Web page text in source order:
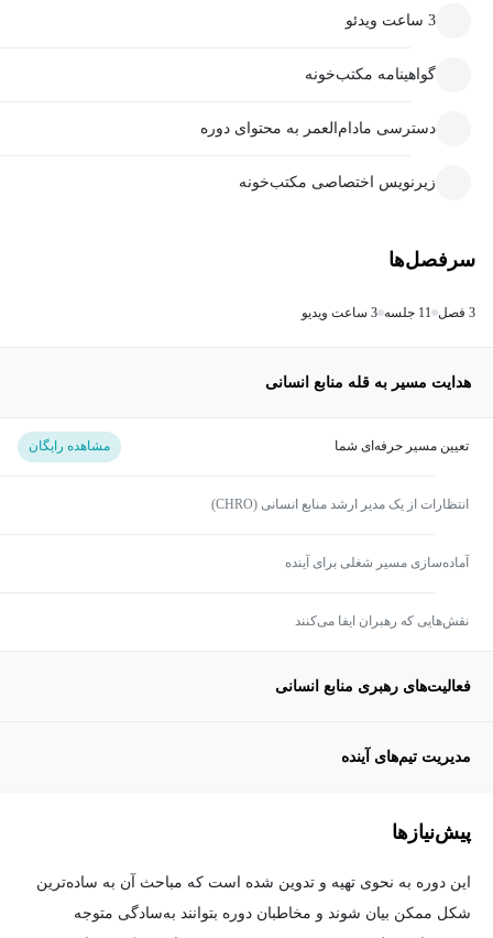
3 ساعت ویدئو
گواهینامه مکتب‌خونه
دسترسی مادام‌العمر به محتوای دوره
زیرنویس اختصاصی مکتب‌خونه
سرفصل‌ها
3 فصل 11 جلسه 3 ساعت ویدیو
هدایت مسیر به قله منابع انسانی
تعیین مسیر حرفه‌ای شما مشاهده رایگان
انتظارات از یک مدیر ارشد منابع انسانی (CHRO)
آماده‌سازی مسیر شغلی برای آینده
نقش‌هایی که رهبران ایفا می‌کنند
فعالیت‌های رهبری منابع انسانی
مدیریت تیم‌های آینده
پیش‌نیاز‌ها
این دوره به نحوی تهیه و تدوین شده است که مباحث آن به ساده‌ترین
شکل ممکن بیان شوند و مخاطبان دوره بتوانند به‌سادگی متوجه